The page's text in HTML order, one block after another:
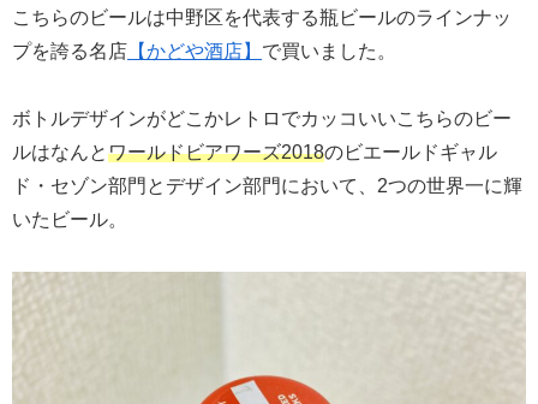
こちらのビールは中野区を代表する瓶ビールのラインナッ
プを誇る名店 【かどや酒店】 で買いました。
ボトルデザインがどこかレトロでカッコいいこちらのビー
ルはなんとワールドビアワーズ2018のビエールドギャル
ド・セゾン部門とデザイン部門において、2つの世界一に輝
いたビール。